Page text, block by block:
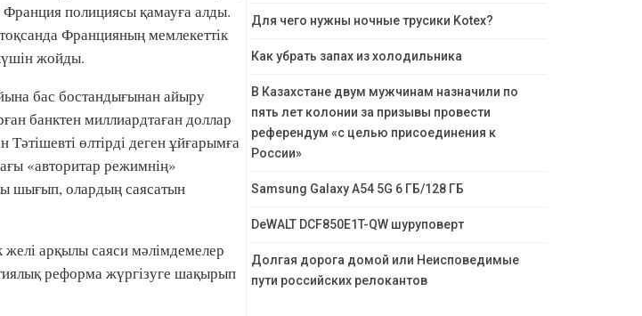
Франция полициясы қамауға алды.
Францияның мемлекеттік
жойды.
бас бостандығынан айыру
банктен миллиардтаған доллар
өлтірді деген ұйғарымға
«авторитар режимнің»
шығып, олардың саясатын
арқылы саяси мәлімдемелер
реформа жүргізуге шақырып
Для чего нужны ночные трусики Kotex?
Как убрать запах из холодильника
В Казахстане двум мужчинам назначили по
пять лет колонии за призывы провести
референдум «с целью присоединения к
России»
Samsung Galaxy A54 5G 6 ГБ/128 ГБ
DeWALT DCF850E1T-QW шуруповерт
Долгая дорога домой или Неисповедимые
пути российских релокантов